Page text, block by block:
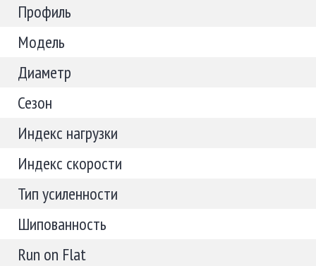
Профиль
Модель
Диаметр
Сезон
Индекс нагрузки
Индекс скорости
Тип усиленности
Шипованность
Run on Flat